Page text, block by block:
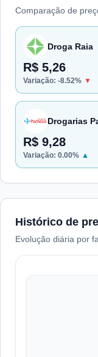
Comparação de
Droga Raia
R$ 5,26
Variação: -8.52% ▼
Drogarias
R$ 9,28
Variação: 0.00% ▲
Histórico de
Evolução diária por